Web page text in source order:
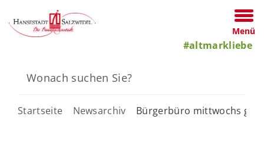
Menü
#altmarkliebe
Startseite Newsarchiv Bürgerbüro mittwochs